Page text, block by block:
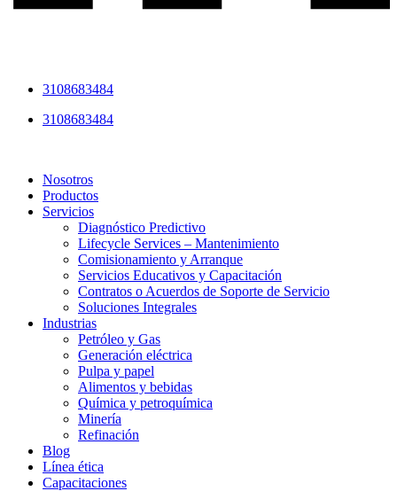
3108683484
3108683484
Nosotros
Productos
Servicios
Diagnóstico Predictivo
Lifecycle Services – Mantenimiento
Comisionamiento y Arranque
Servicios Educativos y Capacitación
Contratos o Acuerdos de Soporte de Servicio
Soluciones Integrales
Industrias
Petróleo y Gas
Generación eléctrica
Pulpa y papel
Alimentos y bebidas
Química y petroquímica
Minería
Refinación
Blog
Línea ética
Capacitaciones